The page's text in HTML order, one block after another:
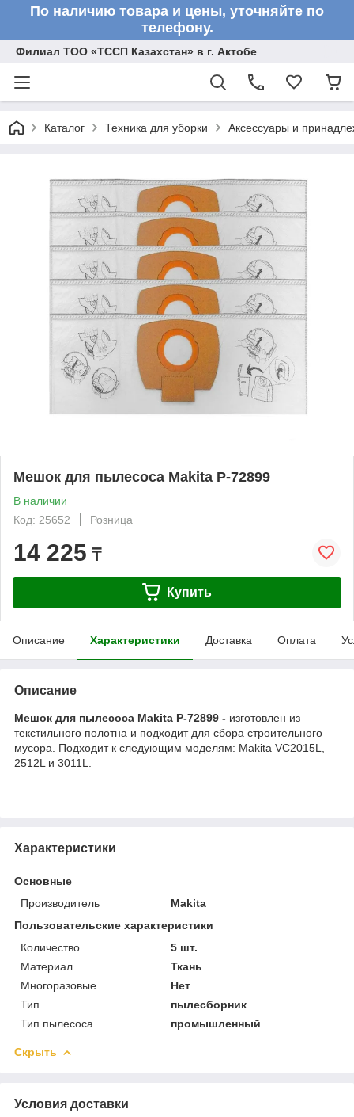
По наличию товара и цены, уточняйте по
телефону.
Филиал ТОО «ТССП Казахстан» в г. Актобе
Каталог Техника для уборки Аксессуары и
Мешок для пылесоса Makita P-72899
В наличии
Код: 25652
Розница
14 225 ₸
Купить
Описание Характеристики Доставка Оплата
Описание
Мешок для пылесоса Makita P-72899 - изготовлен из
текстильного полотна и подходит для сбора строительного
мусора. Подходит к следующим моделям: Makita VC2015L,
2512L и 3011L.
Характеристики
Основные
Производитель
Makita
Пользовательские характеристики
Количество
5 шт.
Материал
Ткань
Многоразовые
Нет
Тип
пылесборник
Тип пылесоса
промышленный
Скрыть
Условия доставки